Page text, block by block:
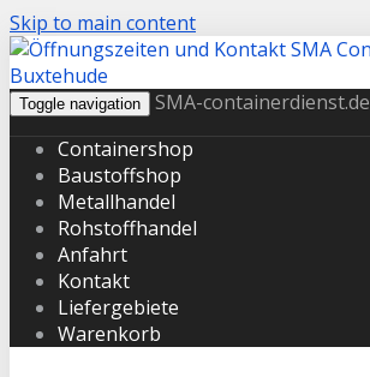
Skip to main content
Toggle navigation
SMA-containerdienst.de
Containershop
Baustoffshop
Metallhandel
Rohstoffhandel
Anfahrt
Kontakt
Liefergebiete
Warenkorb